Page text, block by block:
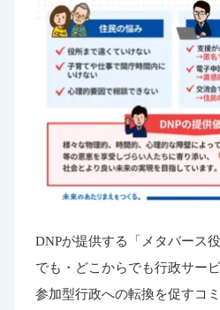
DNPが提供する「メタバース
でも・どこからでも行政サー
参加型行政への転換を促すコ